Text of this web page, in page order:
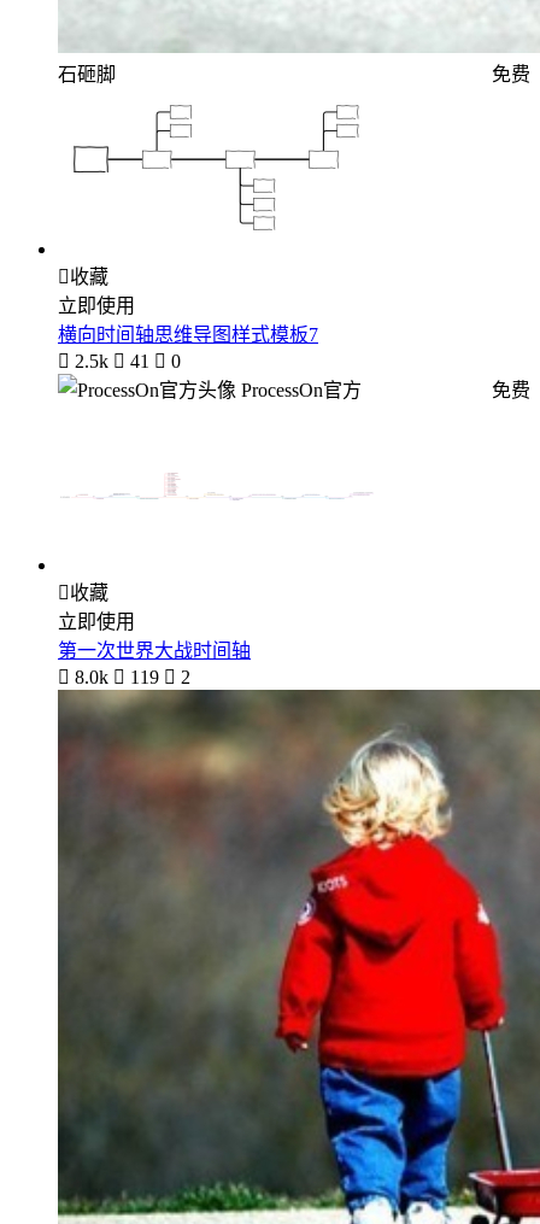
石砸脚 免费
收藏
立即使用
横向时间轴思维导图样式模板7
 2.5k  41  0
ProcessOn官方
免费
收藏
立即使用
第一次世界大战时间轴
 8.0k  119  2